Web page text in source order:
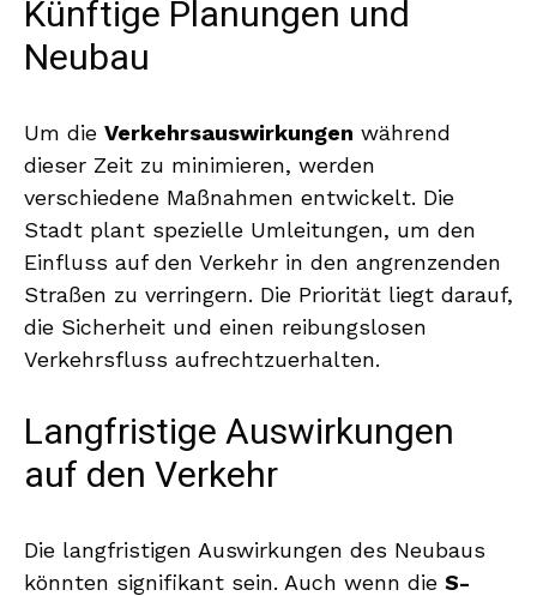
Künftige Planungen und
Neubau
Um die Verkehrsauswirkungen während
dieser Zeit zu minimieren, werden
verschiedene Maßnahmen entwickelt. Die
Stadt plant spezielle Umleitungen, um den
Einfluss auf den Verkehr in den angrenzenden
Straßen zu verringern. Die Priorität liegt darauf,
die Sicherheit und einen reibungslosen
Verkehrsfluss aufrechtzuerhalten.
Langfristige Auswirkungen
auf den Verkehr
Die langfristigen Auswirkungen des Neubaus
könnten signifikant sein. Auch wenn die S-